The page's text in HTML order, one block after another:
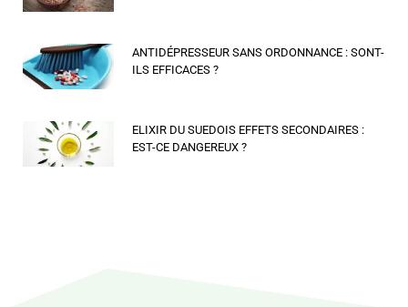
ANTIDÉPRESSEUR SANS ORDONNANCE : SONT-
ILS EFFICACES ?
ELIXIR DU SUEDOIS EFFETS SECONDAIRES :
EST-CE DANGEREUX ?